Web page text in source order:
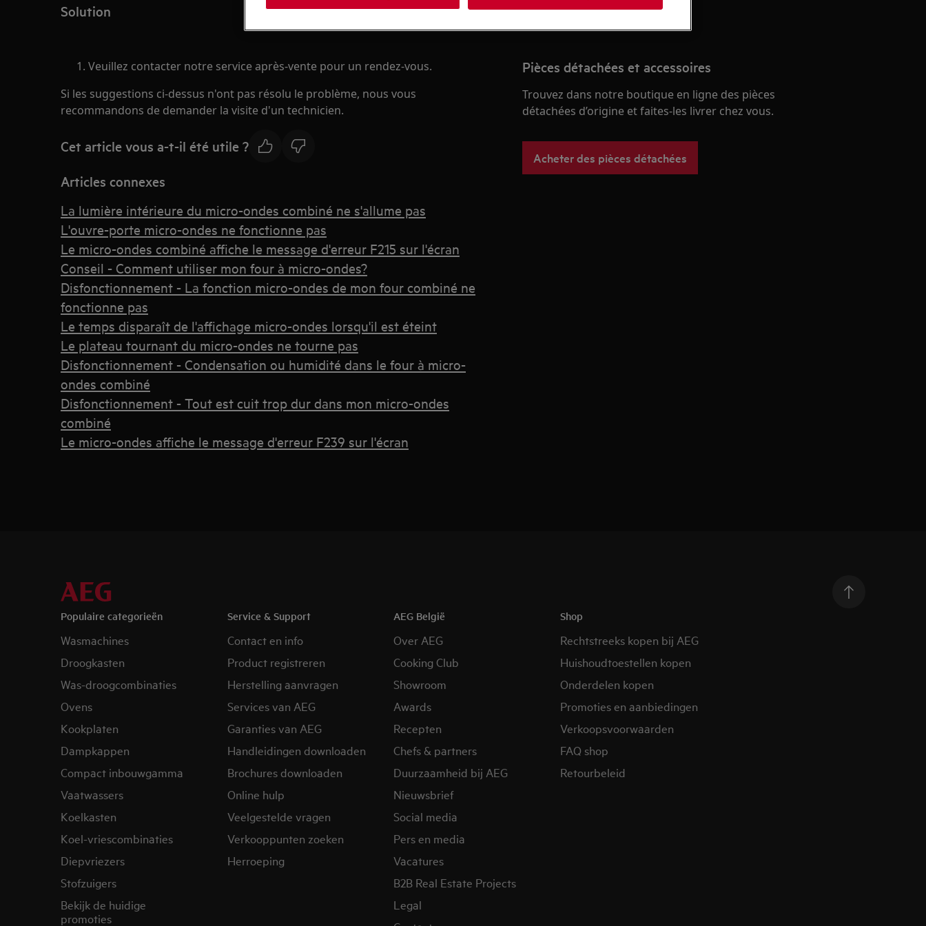
Solution
Veuillez contacter notre service après-vente pour un rendez-vous.
Si les suggestions ci-dessus n'ont pas résolu le problème, nous vous
recommandons de demander la visite d'un technicien.
Cet article vous a-t-il été utile ?
Articles connexes
La lumière intérieure du micro-ondes combiné ne s'allume pas
L'ouvre-porte micro-ondes ne fonctionne pas
Le micro-ondes combiné affiche le message d'erreur F215 sur l'écran
Conseil - Comment utiliser mon four à micro-ondes?
Disfonctionnement - La fonction micro-ondes de mon four combiné ne
fonctionne pas
Le temps disparaît de l'affichage micro-ondes lorsqu'il est éteint
Le plateau tournant du micro-ondes ne tourne pas
Disfonctionnement - Condensation ou humidité dans le four à micro-
ondes combiné
Disfonctionnement - Tout est cuit trop dur dans mon micro-ondes
combiné
Le micro-ondes affiche le message d'erreur F239 sur l'écran
Pièces détachées et accessoires
Trouvez dans notre boutique en ligne des pièces
détachées d’origine et faites-les livrer chez vous.
Acheter des pièces détachées
Populaire categorieën
Wasmachines
Droogkasten
Was-droogcombinaties
Ovens
Kookplaten
Dampkappen
Compact inbouwgamma
Vaatwassers
Koelkasten
Koel-vriescombinaties
Diepvriezers
Stofzuigers
Bekijk de huidige
promoties
Service & Support
Contact en info
Product registreren
Herstelling aanvragen
Services van AEG
Garanties van AEG
Handleidingen downloaden
Brochures downloaden
Online hulp
Veelgestelde vragen
Verkooppunten zoeken
Herroeping
AEG België
Over AEG
Cooking Club
Showroom
Awards
Recepten
Chefs & partners
Duurzaamheid bij AEG
Nieuwsbrief
Social media
Pers en media
Vacatures
B2B Real Estate Projects
Legal
Shop
Rechtstreeks kopen bij AEG
Huishoudtoestellen kopen
Onderdelen kopen
Promoties en aanbiedingen
Verkoopsvoorwaarden
FAQ shop
Retourbeleid​